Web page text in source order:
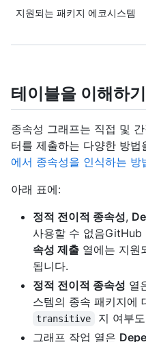
지원되는 패키지 에코시스템
테이블을 이해하기
종속성 그래프는 직접 및
터를 제출하는 다양한 방법
에서 종속성을 인식하는 방
아래 표에:
정적 전이적 종속성,
사용할 수 없음
속성 제출 열에는 지원
됩니다.
정적 전이적 종속성 열
스템의 종속 패키지에
transitive
지 여부
그래프 작업 열은